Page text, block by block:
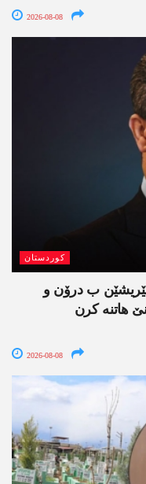
2026-08-08
کوردستان
ب درۆن و
ھاتنە کرن
2026-08-08